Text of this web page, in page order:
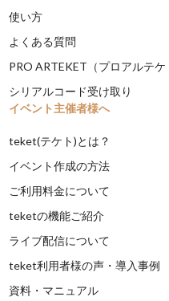
使い方
よくある質問
PRO ARTEKET（プロアルテケ
シリアルコード受け取り
イベント主催者様へ
teket(テケト)とは？
イベント作成の方法
ご利用料金について
teketの機能ご紹介
ライブ配信について
teket利用者様の声・導入事例
資料・マニュアル